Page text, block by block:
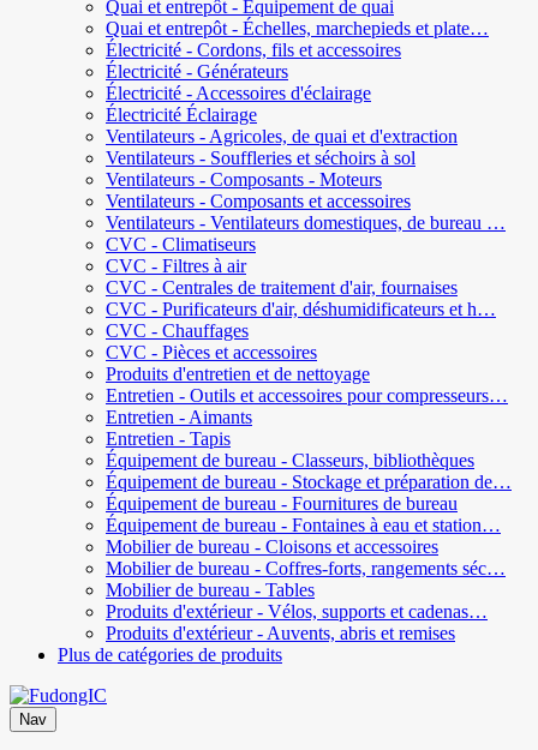
Quai et entrepôt - Équipement de quai
Quai et entrepôt - Échelles, marchepieds et plate…
Électricité - Cordons, fils et accessoires
Électricité - Générateurs
Électricité - Accessoires d'éclairage
Électricité Éclairage
Ventilateurs - Agricoles, de quai et d'extraction
Ventilateurs - Souffleries et séchoirs à sol
Ventilateurs - Composants - Moteurs
Ventilateurs - Composants et accessoires
Ventilateurs - Ventilateurs domestiques, de bureau …
CVC - Climatiseurs
CVC - Filtres à air
CVC - Centrales de traitement d'air, fournaises
CVC - Purificateurs d'air, déshumidificateurs et h…
CVC - Chauffages
CVC - Pièces et accessoires
Produits d'entretien et de nettoyage
Entretien - Outils et accessoires pour compresseurs…
Entretien - Aimants
Entretien - Tapis
Équipement de bureau - Classeurs, bibliothèques
Équipement de bureau - Stockage et préparation de…
Équipement de bureau - Fournitures de bureau
Équipement de bureau - Fontaines à eau et station…
Mobilier de bureau - Cloisons et accessoires
Mobilier de bureau - Coffres-forts, rangements séc…
Mobilier de bureau - Tables
Produits d'extérieur - Vélos, supports et cadenas…
Produits d'extérieur - Auvents, abris et remises
Plus de catégories de produits
Nav